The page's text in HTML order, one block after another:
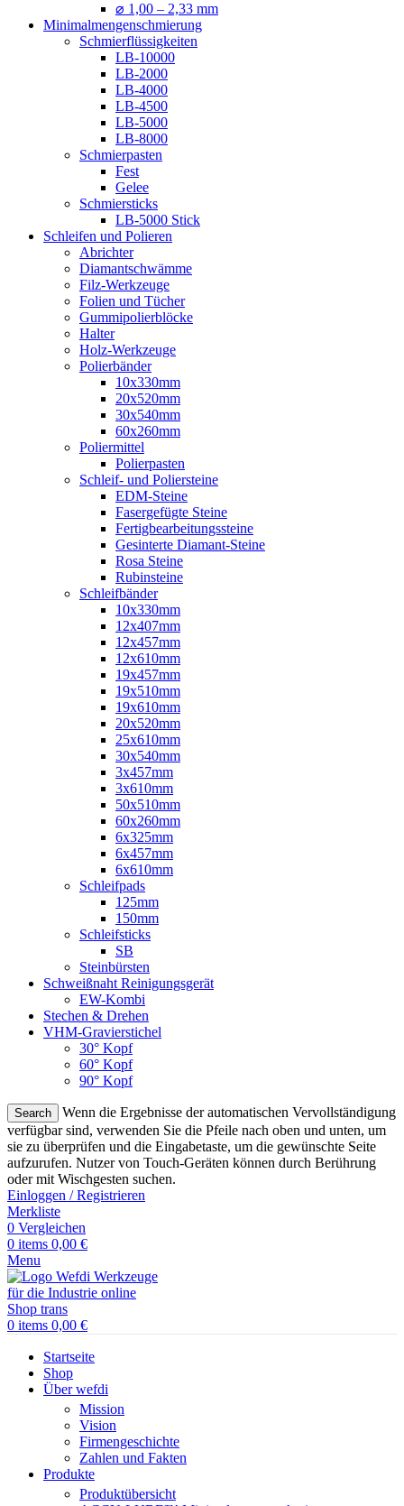
⌀ 1,00 – 2,33 mm
Minimalmengenschmierung
Schmierflüssigkeiten
LB-10000
LB-2000
LB-4000
LB-4500
LB-5000
LB-8000
Schmierpasten
Fest
Gelee
Schmiersticks
LB-5000 Stick
Schleifen und Polieren
Abrichter
Diamantschwämme
Filz-Werkzeuge
Folien und Tücher
Gummipolierblöcke
Halter
Holz-Werkzeuge
Polierbänder
10x330mm
20x520mm
30x540mm
60x260mm
Poliermittel
Polierpasten
Schleif- und Poliersteine
EDM-Steine
Fasergefügte Steine
Fertigbearbeitungssteine
Gesinterte Diamant-Steine
Rosa Steine
Rubinsteine
Schleifbänder
10x330mm
12x407mm
12x457mm
12x610mm
19x457mm
19x510mm
19x610mm
20x520mm
25x610mm
30x540mm
3x457mm
3x610mm
50x510mm
60x260mm
6x325mm
6x457mm
6x610mm
Schleifpads
125mm
150mm
Schleifsticks
SB
Steinbürsten
Schweißnaht Reinigungsgerät
EW-Kombi
Stechen & Drehen
VHM-Gravierstichel
30° Kopf
60° Kopf
90° Kopf
Search
Wenn die Ergebnisse der automatischen Vervollständigung
verfügbar sind, verwenden Sie die Pfeile nach oben und unten, um
sie zu überprüfen und die Eingabetaste, um die gewünschte Seite
aufzurufen. Nutzer von Touch-Geräten können durch Berührung
oder mit Wischgesten suchen.
Einloggen / Registrieren
Merkliste
0 Vergleichen
0 items 0,00 €
Menu
0 items 0,00 €
Startseite
Shop
Über wefdi
Mission
Vision
Firmengeschichte
Zahlen und Fakten
Produkte
Produktübersicht